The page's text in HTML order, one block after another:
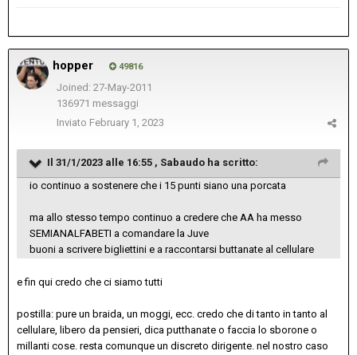
hopper 49816
Joined: 27-May-2011
136971 messaggi
Inviato February 1, 2023
Il 31/1/2023 alle 16:55 , Sabaudo ha scritto:
io continuo a sostenere che i 15 punti siano una porcata
ma allo stesso tempo continuo a credere che AA ha messo
SEMIANALFABETI a comandare la Juve
buoni a scrivere bigliettini e a raccontarsi buttanate al cellulare
e fin qui credo che ci siamo tutti
postilla: pure un braida, un moggi, ecc. credo che di tanto in tanto al
cellulare, libero da pensieri, dica putthanate o faccia lo sborone o
millanti cose. resta comunque un discreto dirigente. nel nostro caso